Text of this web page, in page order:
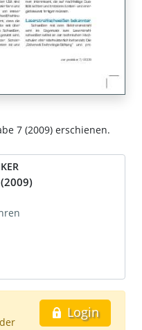
7 (2009) erschienen.
Login